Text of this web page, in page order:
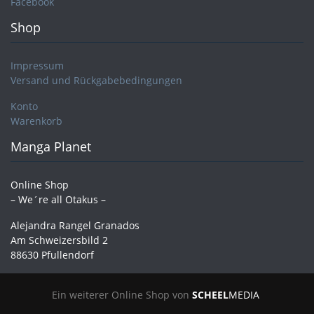
Shop
Impressum
Versand und Rückgabebedingungen
Konto
Warenkorb
Manga Planet
Online Shop
– We´re all Otakus –
Alejandra Rangel Granados
Am Schweizersbild 2
88630 Pfullendorf
Ein weiterer Online Shop von SCHEELMEDIA